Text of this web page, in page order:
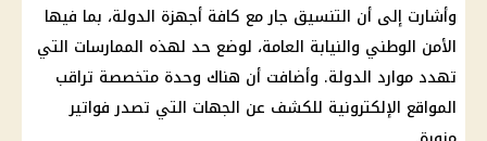
وأشارت إلى أن التنسيق جار مع كافة أجهزة الدولة، بما فيها
الأمن الوطني والنيابة العامة، لوضع حد لهذه الممارسات التي
تهدد موارد الدولة. وأضافت أن هناك وحدة متخصصة تراقب
المواقع الإلكترونية للكشف عن الجهات التي تصدر فواتير